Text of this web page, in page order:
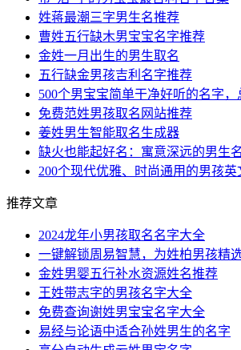
姓蒋最潮三字男生名推荐
曹姓五行缺木男宝宝名字推荐
金姓一月出生的男生取名
五行缺金男孩吉利名字推荐
500个男宝宝简单干净好听的名字
免费范姓男孩取名网站推荐
姜姓男生智能取名生成器
缺火也能起好名：寓意深远的男生
200个现代优雅、时尚通用的男孩英
推荐文章
2024龙年小男孩取名名字大全
一键解锁周易智慧，为姓柏男孩精
金姓男婴五行补水资源姓名推荐
王姓带志字的男孩名字大全
免费查询谢姓男宝宝名字大全
易经与论语中适合孙姓男生的名字